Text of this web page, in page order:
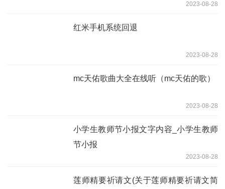
2023-08-28
红米手机系统回退
2023-08-28
mc天佑歌曲大全在线听（mc天佑的歌）
2023-08-28
小学生教师节小报文字内容_小学生教师
节小报
2023-08-28
莲师精要祈请文(关于莲师精要祈请文简